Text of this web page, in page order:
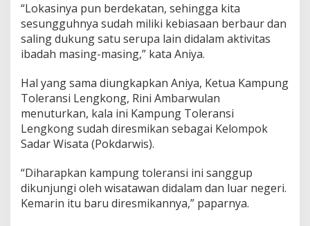
“Lokasinya pun berdekatan, sehingga kita
sesungguhnya sudah miliki kebiasaan berbaur dan
saling dukung satu serupa lain didalam aktivitas
ibadah masing-masing,” kata Aniya.
Hal yang sama diungkapkan Aniya, Ketua Kampung
Toleransi Lengkong, Rini Ambarwulan
menuturkan, kala ini Kampung Toleransi
Lengkong sudah diresmikan sebagai Kelompok
Sadar Wisata (Pokdarwis).
“Diharapkan kampung toleransi ini sanggup
dikunjungi oleh wisatawan didalam dan luar negeri.
Kemarin itu baru diresmikannya,” paparnya.